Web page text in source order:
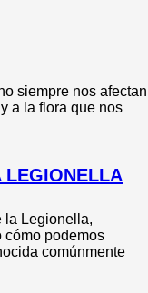
siempre nos afectan
a la flora que nos
LEGIONELLA
la Legionella,
cómo podemos
comúnmente